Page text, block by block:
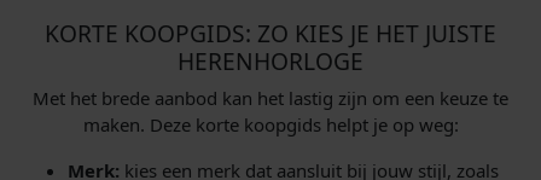
KORTE KOOPGIDS: ZO KIES JE HET JUISTE
HERENHORLOGE
Met het brede aanbod kan het lastig zijn om een keuze te
maken. Deze korte koopgids helpt je op weg:
Merk: kies een merk dat aansluit bij jouw stijl, zoals